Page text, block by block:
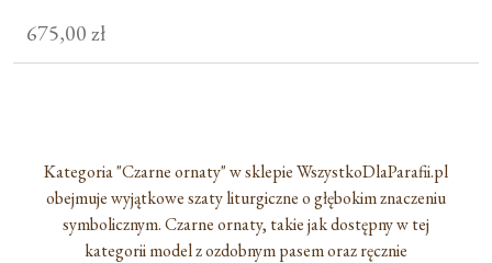
675,00zł
Kategoria "Czarne ornaty" w sklepie WszystkoDlaParafii.pl
obejmuje wyjątkowe szaty liturgiczne o głębokim znaczeniu
symbolicznym. Czarne ornaty, takie jak dostępny w tej
kategorii model z ozdobnym pasem oraz ręcznie